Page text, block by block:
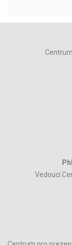
Vedoucí